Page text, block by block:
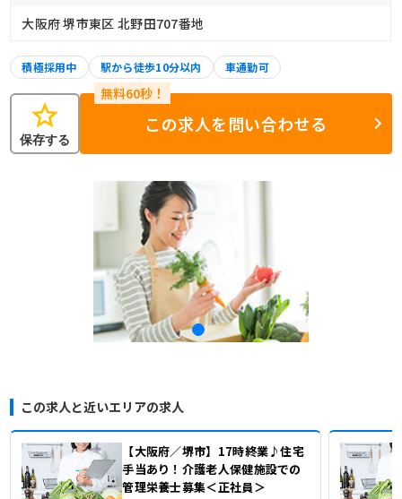
大阪府 堺市東区 北野田707番地
積極採用中 駅から徒歩10分以内 車通勤可
star
保存する
この求人を問い合わせる
この求人と近いエリアの求人
【大阪府／堺市】17時終業♪住宅
手当あり！介護老人保健施設での
管理栄養士募集＜正社員＞